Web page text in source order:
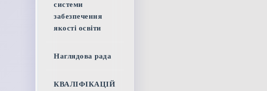
системи
забезпечення
якості освіти
Наглядова рада
КВАЛІФІКАЦІЙ